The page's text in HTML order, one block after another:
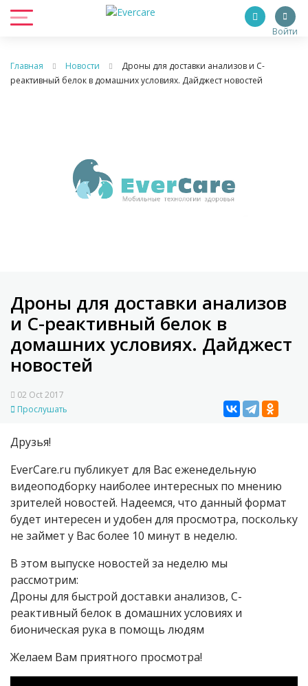
Войти
Главная Новости
Дроны для доставки анализов и С-
реактивный белок в домашних условиях. Дайджест новостей
Дроны для доставки анализов
и С-реактивный белок в
домашних условиях. Дайджест
новостей
02 Oct 2017
Прослушать
Друзья!
EverCare.ru публикует для Вас еженедельную
видеоподборку наиболее интересных по мнению
зрителей новостей. Надеемся, что данный формат
будет интересен и удобен для просмотра, поскольку
не займет у Вас более 10 минут в неделю.
В этом выпуске новостей за неделю мы
рассмотрим:
Дроны для быстрой доставки анализов, С-
реактивный белок в домашних условиях и
бионическая рука в помощь людям
Желаем Вам приятного просмотра!